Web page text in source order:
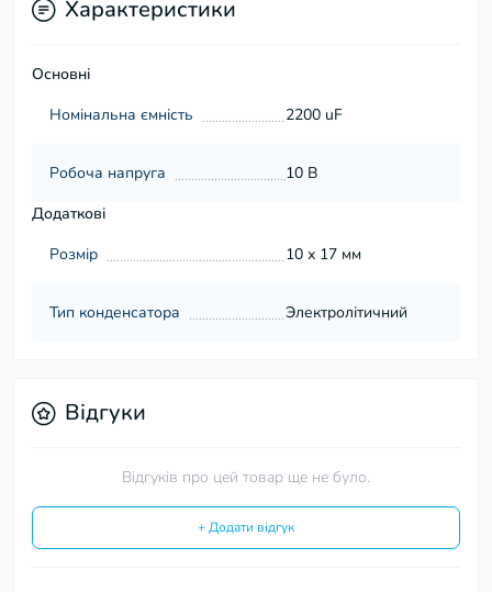
Характеристики
Основні
Номінальна ємність
2200 uF
Робоча напруга
10 В
Додаткові
Розмір
10 х 17 мм
Тип конденсатора Электролітичний
Відгуки
Відгуків про цей товар ще не було.
+ Додати відгук